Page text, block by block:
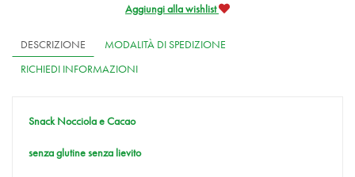
Aggiungi alla wishlist
DESCRIZIONE
MODALITÀ DI SPEDIZIONE
RICHIEDI INFORMAZIONI
Snack Nocciola e Cacao
senza glutine senza lievito